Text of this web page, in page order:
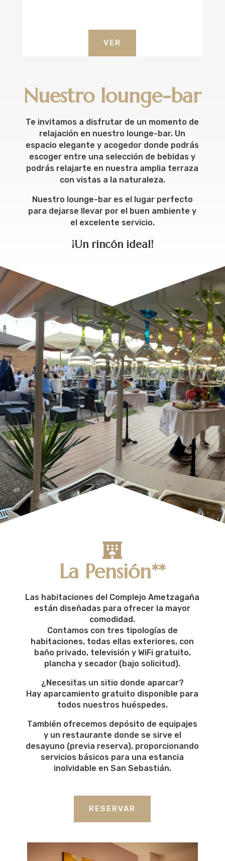
VER
Nuestro lounge-bar
Te invitamos a disfrutar de un momento de
relajación en nuestro lounge-bar. Un
espacio elegante y acogedor donde podrás
escoger entre una selección de bebidas y
podrás relajarte en nuestra amplia terraza
con vistas a la naturaleza.
Nuestro lounge-bar es el lugar perfecto
para dejarse llevar por el buen ambiente y
el excelente servicio.
¡Un rincón ideal!

La Pensión**
Las habitaciones del Complejo Ametzagaña
están diseñadas para ofrecer la mayor
comodidad.
Contamos con tres tipologías de
habitaciones, todas ellas exteriores, con
baño privado, televisión y WiFi gratuito,
plancha y secador (bajo solicitud).
¿Necesitas un sitio donde aparcar?
Hay aparcamiento gratuito disponible para
todos nuestros huéspedes.
También ofrecemos depósito de equipajes
y un restaurante donde se sirve el
desayuno (previa reserva), proporcionando
servicios básicos para una estancia
inolvidable en San Sebastián.
RESERVAR